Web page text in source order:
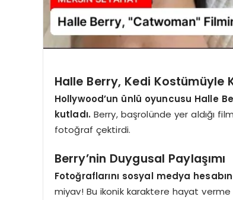
Halle Berry, Kedi Kostümüyle
Hollywood’un ünlü oyuncusu Halle
kutladı. Berry, başrolünde yer aldığı
fotoğraf çektirdi.
Berry’nin Duygusal Paylaşımı
Fotoğraflarını sosyal medya
miyav! Bu ikonik karaktere hayat